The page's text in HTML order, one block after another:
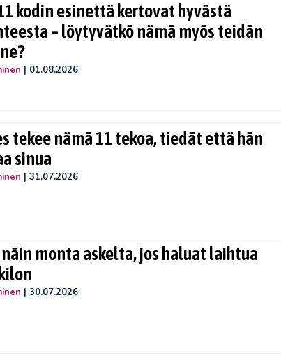
kodin esinettä kertovat hyvästä
– löytyvätkö nämä myös teidän
| 01.08.2026
tekee nämä 11 tekoa, tiedät että hän
sinua
| 31.07.2026
näin monta askelta, jos haluat laihtua
| 30.07.2026